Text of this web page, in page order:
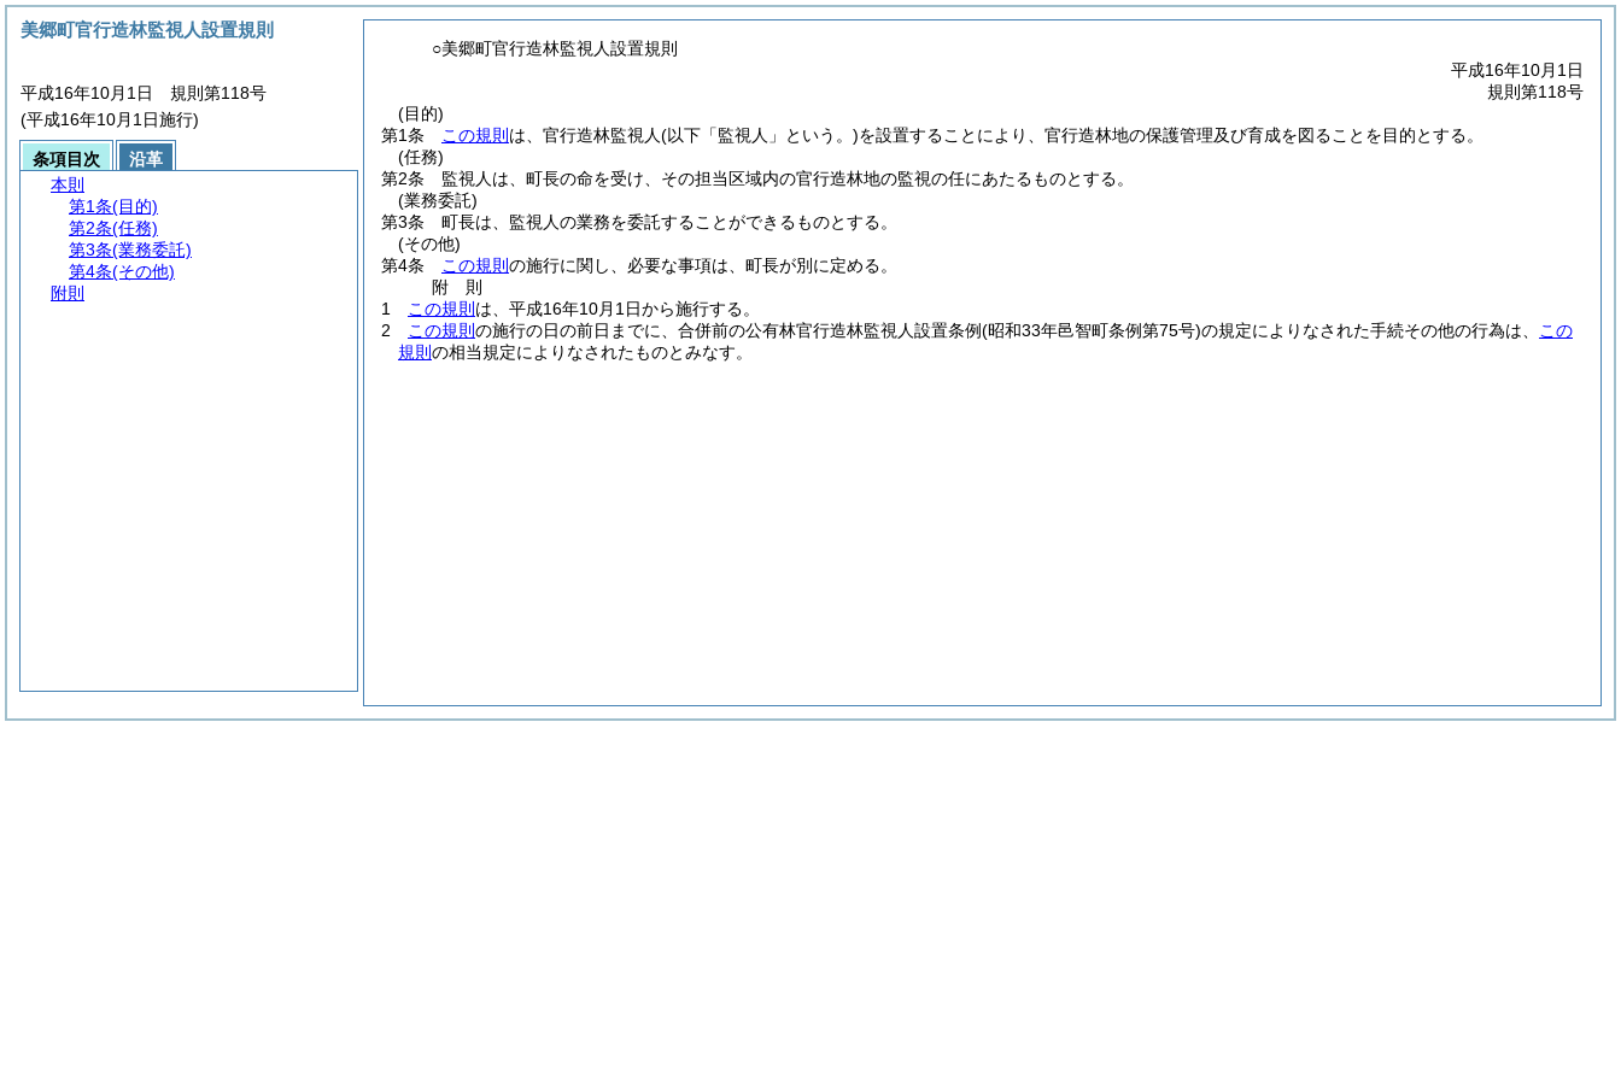
○美郷町官行造林監視人設置規則
平成16年10月1日
規則第118号
(目的)
第1条
この規則 は、官行造林監視人(以下「監視人」という。)を設置することにより、官行造林地の保護管理及び育成を図ることを目的とする。
(任務)
第2条
監視人は、町長の命を受け、その担当区域内の官行造林地の監視の任にあたるものとする。
(業務委託)
第3条
町長は、監視人の業務を委託することができるものとする。
(その他)
第4条
この規則 の施行に関し、必要な事項は、町長が別に定める。
附 則
1
この規則 は、平成16年10月1日から施行する。
2
この規則 の施行の日の前日までに、合併前の公有林官行造林監視人設置条例(昭和33年邑智町条例第75号)の規定によりなされた手続その他の行為は、
この
規則 の相当規定によりなされたものとみなす。
美郷町官行造林監視人設置規則
平成16年10月1日 規則第118号
(平成16年10月1日施行)
条項目次
沿革
本則
第1条(目的)
第2条(任務)
第3条(業務委託)
第4条(その他)
附則